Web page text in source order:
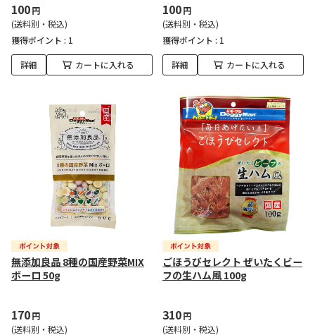
100円
(送料別・税込)
獲得ポイント : 1
詳細 カートに入れる
100円
(送料別・税込)
獲得ポイント : 1
詳細 カートに入れる
無添加良品 8種の国産野菜MIX
ボーロ 50g
170円
(送料別・税込)
ごほうびセレクト ぜいたくビー
フの生ハム風 100g
310円
(送料別・税込)